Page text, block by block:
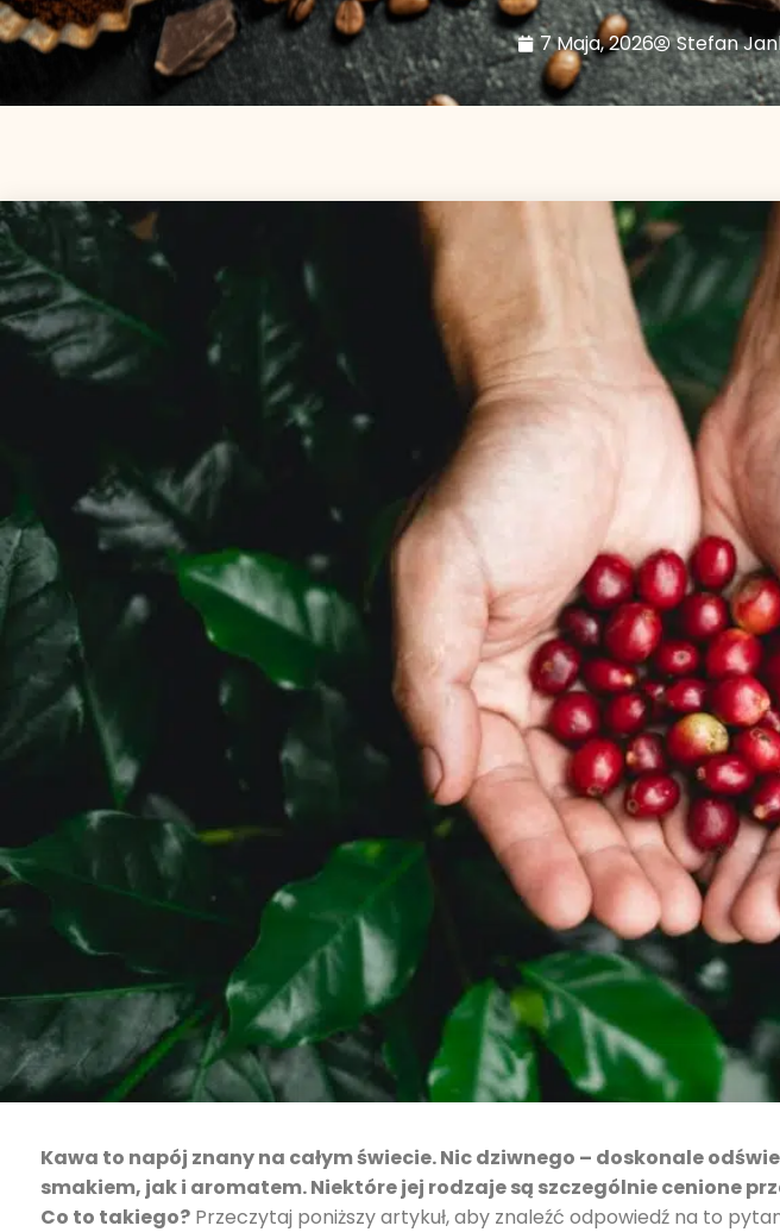
7 Maja, 2026 Stefan
Kawa to napój znany na całym świecie. Nic dziwnego – doskonale
smakiem, jak i aromatem. Niektóre jej rodzaje są szczególnie cenione
Co to takiego? Przeczytaj poniższy artykuł, aby znaleźć odpowiedź na to